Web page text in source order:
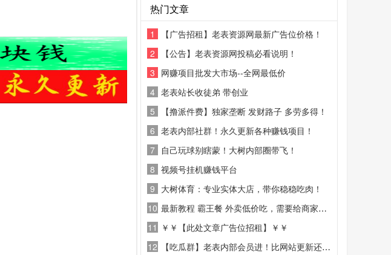
热门文章
1
【广告招租】老表资源网最新广告位价格！
2
【公告】老表资源网投稿必看说明！
3 网赚项目批发大市场--全网最低价
4 老表站长收徒弟 带创业
5
【撸派件费】独家垄断 发财路子 多劳多得！
6 老表内部社群！永久更新各种赚钱项目！
7 自己玩球别瞎蒙！大树内部圈带飞！
8 视频号挂机赚钱平台
9 大树体育：专业实体大店，带你稳稳吃肉！
10 最新教程 霸王餐 外卖低价吃，需要给商家好评
11 ￥￥【此处文章广告位招租】￥￥
12
【吃瓜群】老表内部会员进！比网站更新还精彩！